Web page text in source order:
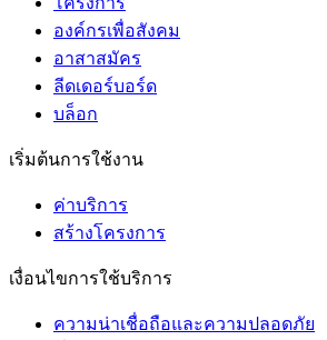
องค์กรเพื่อสังคม
อาสาสมัคร
ลีดเดอร์บอร์ด
บล็อก
เริ่มต้นการใช้งาน
ค่าบริการ
สร้างโครงการ
เงื่อนไขการใช้บริการ
ความน่าเชื่อถือและความปลอดภัย